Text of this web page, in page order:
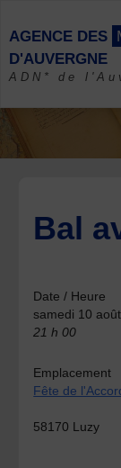
content
AGENCE DES
D'AUVERGNE
ADN* de
Bal
Date / Heure
samedi 10
21 h 00
Emplacement
Fête de
58170 Luzy